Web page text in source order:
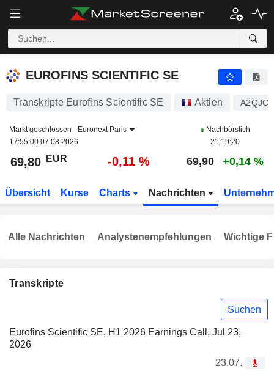
EUROFINS SCIENTIFIC SE
EUROFINS SCIENTIFIC SE
Transkripte Eurofins Scientific SE Aktien A2QJCT
Markt geschlossen - Euronext Paris
17:55:00 07.08.2026
Nachbörslich
21:19:20
69,80 EUR -0,11 % 69,90 +0,14 %
Übersicht Kurse Charts Nachrichten
Transkripte
Suchen
Eurofins Scientific SE, H1 2026 Earnings Call, Jul 23,
2026
23.07.
Alle Nachrichten Analystenempfehlungen Wichtige